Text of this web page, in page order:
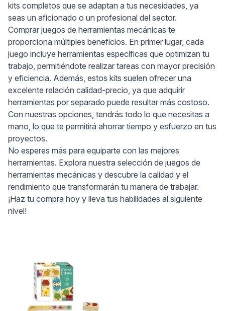
kits completos que se adaptan a tus necesidades, ya
seas un aficionado o un profesional del sector.
Comprar juegos de herramientas mecánicas te
proporciona múltiples beneficios. En primer lugar, cada
juego incluye herramientas específicas que optimizan tu
trabajo, permitiéndote realizar tareas con mayor precisión
y eficiencia. Además, estos kits suelen ofrecer una
excelente relación calidad-precio, ya que adquirir
herramientas por separado puede resultar más costoso.
Con nuestras opciones, tendrás todo lo que necesitas a
mano, lo que te permitirá ahorrar tiempo y esfuerzo en tus
proyectos.
No esperes más para equiparte con las mejores
herramientas. Explora nuestra selección de juegos de
herramientas mecánicas y descubre la calidad y el
rendimiento que transformarán tu manera de trabajar.
¡Haz tu compra hoy y lleva tus habilidades al siguiente
nivel!